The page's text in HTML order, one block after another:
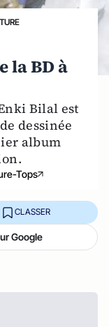
la BD à
Bilal est
dessinée
album
Tops
CLASSER
Google